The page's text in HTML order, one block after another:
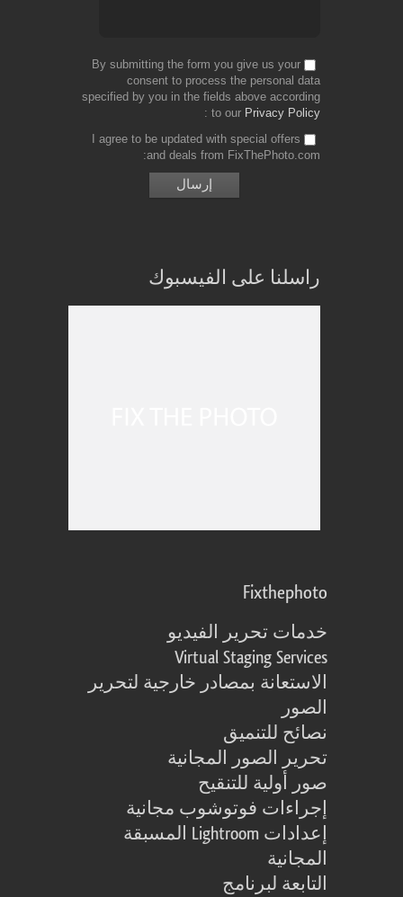
By submitting the form you give us your
consent to process the personal data
specified by you in the fields above according
to our Privacy Policy
I agree to be updated with special offers
and deals from FixThePhoto.com
راسلنا على الفيسبوك
Fixthephoto
خدمات تحرير الفيديو
Virtual Staging Services
الاستعانة بمصادر خارجية لتحرير
الصور
نصائح للتنميق
تحرير الصور المجانية
صور أولية للتنقيح
إجراءات فوتوشوب مجانية
إعدادات Lightroom المسبقة
المجانية
التابعة لبرنامج